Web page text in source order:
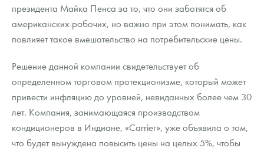
президента Майка Пенса за то, что они заботятся об
американских рабочих, но важно при этом понимать, как
повлияет такое вмешательство на потребительские цены.
Решение данной компании свидетельствует об
определенном торговом протекционизме, который может
привести инфляцию до уровней, невиданных более чем 30
лет. Компания, занимающаяся производством
кондиционеров в Индиане, «Carrier», уже объявила о том,
что будет вынуждена повысить цены на целых 5%, чтобы